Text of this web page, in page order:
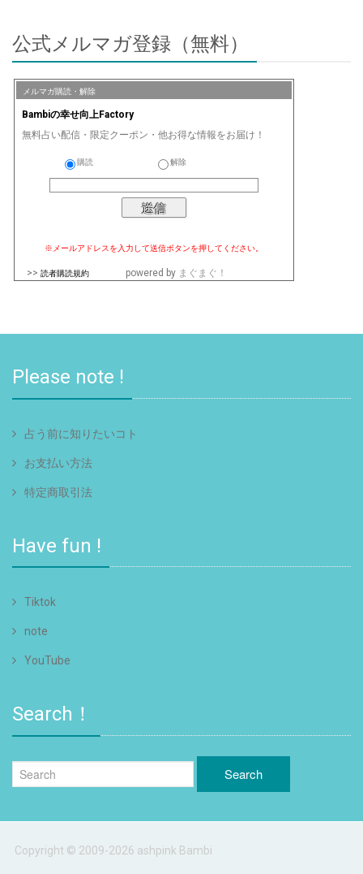
公式メルマガ登録（無料）
メルマガ購読・解除
Bambiの幸せ向上Factory
無料占い配信・限定クーポン・他お得な情報をお届け！
購読 解除
※メールアドレスを入力して送信ボタンを押してください。
>> 読者購読規約 powered by まぐまぐ！
Please note !
占う前に知りたいコト
お支払い方法
特定商取引法
Have fun !
Tiktok
note
YouTube
Search！
Copyright © 2009-2026 ashpink Bambi